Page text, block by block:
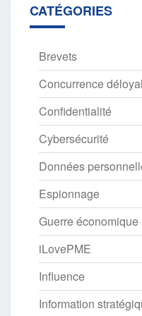
CATÉGORIES
Brevets
Concurrence
Confidentialité
Cybersécurité
Données
Espionnage
Guerre économique
iLovePME
Influence
Information